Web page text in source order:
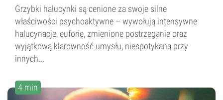
Grzybki halucynki są cenione za swoje silne
właściwości psychoaktywne – wywołują intensywne
halucynacje, euforię, zmienione postrzeganie oraz
wyjątkową klarowność umysłu, niespotykaną przy
innych...
4 min